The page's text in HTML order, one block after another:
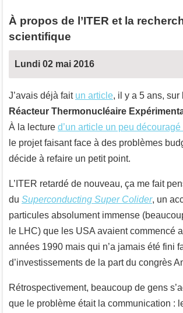
À propos de l’ITER et la
scientifique
Lundi 02 mai 2016
J’avais déjà fait un article, il y a 5 ans, sur
Réacteur Thermonucléaire
À la lecture d’un article un peu
le projet faisant face à des problèmes
décide à refaire un petit point.
L’ITER retardé de nouveau, ça me fait
du Superconducting Super Colider, un
particules absolument immense
le LHC) que les USA avaient commencé
années 1990 mais qui n’a jamais été fini
d’investissements de la part du congrès
Rétrospectivement, beaucoup de gens
que le problème était la communication :